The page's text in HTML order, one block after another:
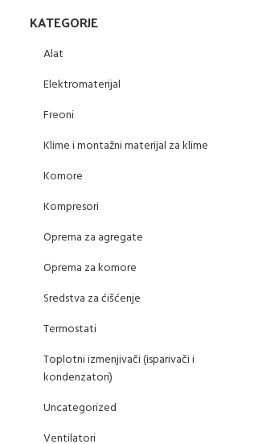
KATEGORJE
Alat
Elektromaterijal
Freoni
Klime i montažni materijal za klime
Komore
Kompresori
Oprema za agregate
Oprema za komore
Sredstva za ćišćenje
Termostati
Toplotni izmenjivači (isparivači i
kondenzatori)
Uncategorized
Ventilatori